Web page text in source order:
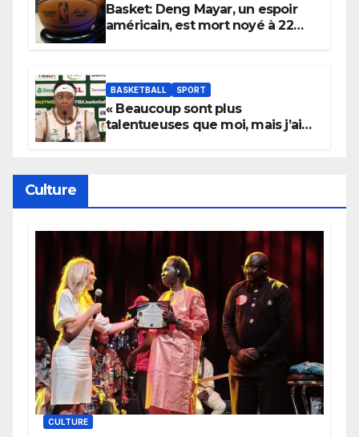
Basket: Deng Mayar, un espoir
américain, est mort noyé à 22
BASKETBALL SPORT
« Beaucoup sont plus
talentueuses que moi, mais j’ai
Culture
CULTURE